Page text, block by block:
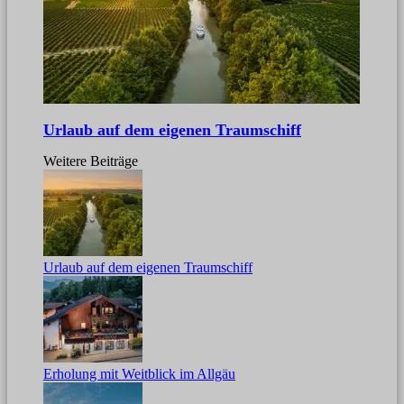
Urlaub auf dem eigenen Traumschiff
Weitere Beiträge
Urlaub auf dem eigenen Traumschiff
Erholung mit Weitblick im Allgäu